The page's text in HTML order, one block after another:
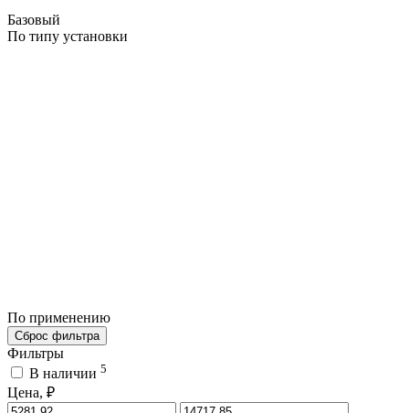
Базовый
По типу установки
По применению
Сброс фильтра
Фильтры
В наличии 5
Цена, ₽